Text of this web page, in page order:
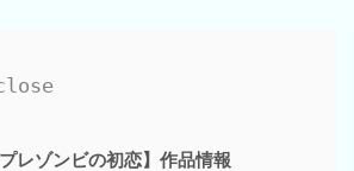
レゾンビの初恋】作品情報